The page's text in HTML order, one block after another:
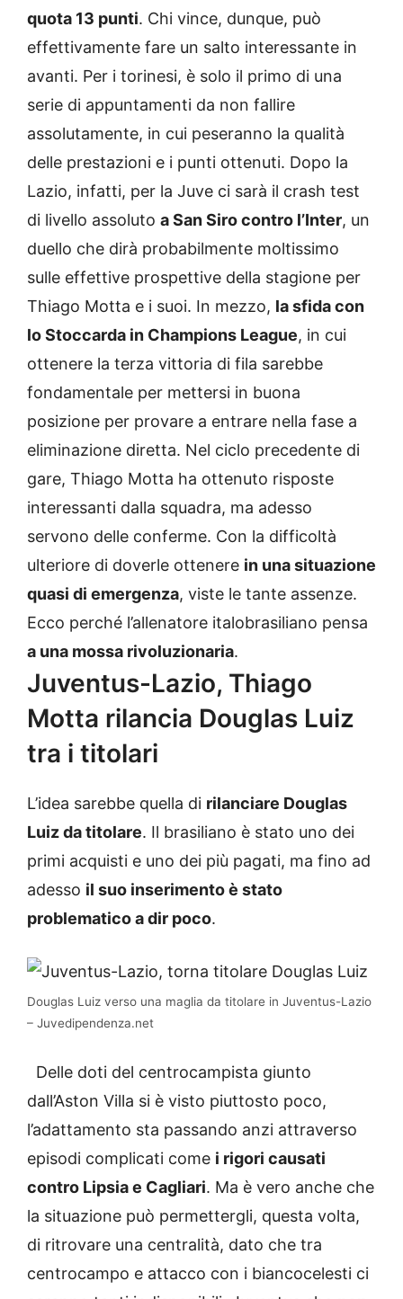
quota 13 punti. Chi vince, dunque, può
effettivamente fare un salto interessante in
avanti. Per i torinesi, è solo il primo di una
serie di appuntamenti da non fallire
assolutamente, in cui peseranno la qualità
delle prestazioni e i punti ottenuti. Dopo la
Lazio, infatti, per la Juve ci sarà il crash test
di livello assoluto a San Siro contro l’Inter, un
duello che dirà probabilmente moltissimo
sulle effettive prospettive della stagione per
Thiago Motta e i suoi. In mezzo, la sfida con
lo Stoccarda in Champions League, in cui
ottenere la terza vittoria di fila sarebbe
fondamentale per mettersi in buona
posizione per provare a entrare nella fase a
eliminazione diretta. Nel ciclo precedente di
gare, Thiago Motta ha ottenuto risposte
interessanti dalla squadra, ma adesso
servono delle conferme. Con la difficoltà
ulteriore di doverle ottenere in una situazione
quasi di emergenza, viste le tante assenze.
Ecco perché l’allenatore italobrasiliano pensa
a una mossa rivoluzionaria.
Juventus-Lazio, Thiago
Motta rilancia Douglas Luiz
tra i titolari
L’idea sarebbe quella di rilanciare Douglas
Luiz da titolare. Il brasiliano è stato uno dei
primi acquisti e uno dei più pagati, ma fino ad
adesso il suo inserimento è stato
problematico a dir poco.
Douglas Luiz verso una maglia da titolare in Juventus-Lazio
– Juvedipendenza.net
Delle doti del centrocampista giunto
dall’Aston Villa si è visto piuttosto poco,
l’adattamento sta passando anzi attraverso
episodi complicati come i rigori causati
contro Lipsia e Cagliari. Ma è vero anche che
la situazione può permettergli, questa volta,
di ritrovare una centralità, dato che tra
centrocampo e attacco con i biancocelesti ci